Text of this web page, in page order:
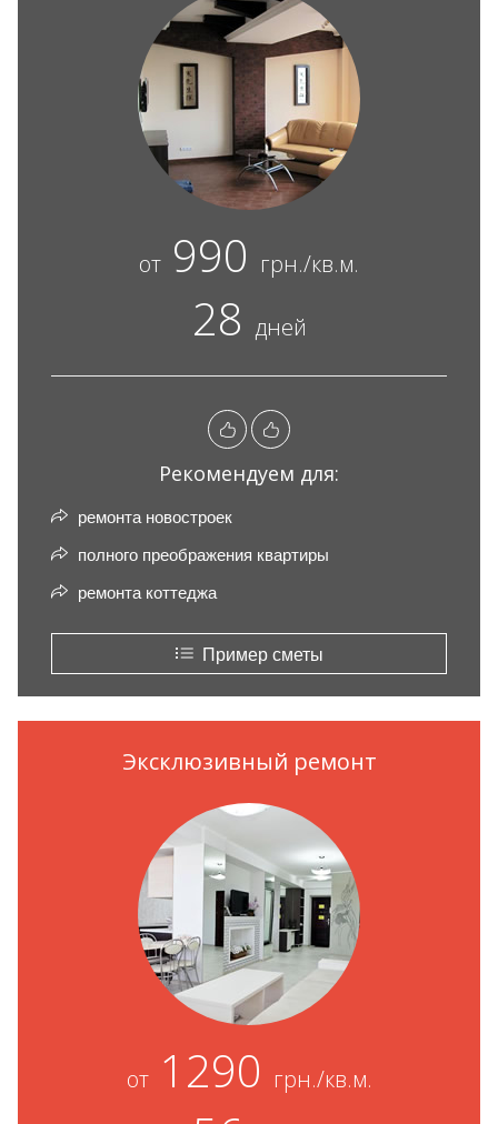
от 990 грн./кв.м.
28 дней
Рекомендуем для:
ремонта новостроек
полного преображения квартиры
ремонта коттеджа
Пример сметы
Эксклюзивный ремонт
от1290 грн./кв.м.